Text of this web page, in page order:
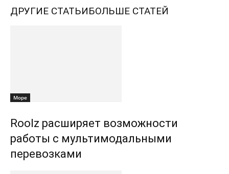
ДРУГИЕ СТАТЬИБОЛЬШЕ СТАТЕЙ
Море
Roolz расширяет возможности
работы с мультимодальными
перевозками